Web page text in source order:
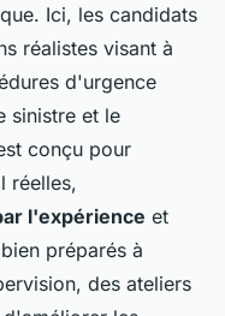
Ici, les candidats
réalistes visant à
d'urgence
sinistre et le
conçu pour
réelles,
l'expérience et
préparés à
des ateliers